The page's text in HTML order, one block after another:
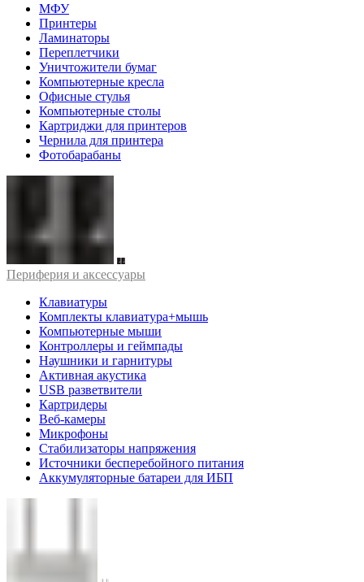
МФУ
Принтеры
Ламинаторы
Переплетчики
Уничтожители бумаг
Компьютерные кресла
Офисные стулья
Компьютерные столы
Картриджи для принтеров
Чернила для принтера
Фотобарабаны
Периферия и аксессуары
Клавиатуры
Комплекты клавиатура+мышь
Компьютерные мыши
Контроллеры и геймпады
Наушники и гарнитуры
Активная акустика
USB разветвители
Картридеры
Веб-камеры
Микрофоны
Стабилизаторы напряжения
Источники бесперебойного питания
Аккумуляторные батареи для ИБП